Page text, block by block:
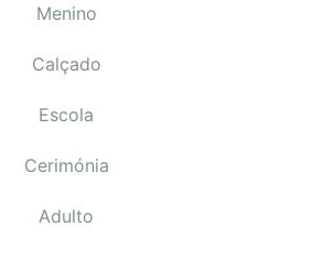
Menino
Calçado
Escola
Cerimónia
Adulto